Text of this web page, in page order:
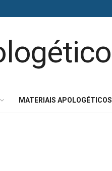
MATERIAIS APOLOGÉTICOS